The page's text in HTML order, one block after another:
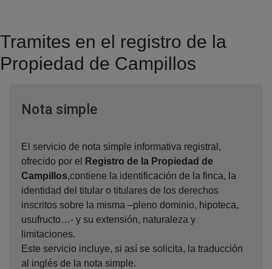
Tramites en el registro de la
Propiedad de Campillos
Nota simpleVentana nueva
El servicio de nota simple informativa registral,
ofrecido por el
Registro de la Propiedad de
Campillos,contiene la identificación de la finca, la
identidad del titular o titulares de los derechos
inscritos sobre la misma –pleno dominio, hipoteca,
usufructo…- y su extensión, naturaleza y
limitaciones.
Este servicio incluye, si así se solicita, la traducción
al inglés de la nota simple.